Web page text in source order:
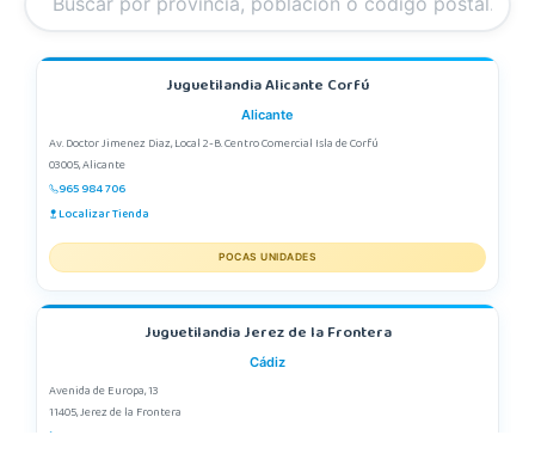
Juguetilandia Alicante Corfú
Alicante
Av. Doctor Jimenez Diaz, Local 2-B. Centro Comercial Isla de Corfú
03005, Alicante
965 984 706
Localizar Tienda
POCAS UNIDADES
Juguetilandia Jerez de la Frontera
Cádiz
Avenida de Europa, 13
11405, Jerez de la Frontera